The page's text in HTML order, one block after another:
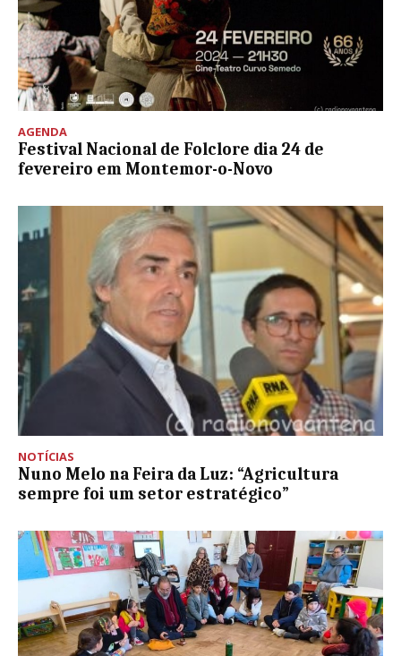
AGENDA
Festival Nacional de Folclore dia 24 de
fevereiro em Montemor-o-Novo
NOTÍCIAS
Nuno Melo na Feira da Luz: “Agricultura
sempre foi um setor estratégico”